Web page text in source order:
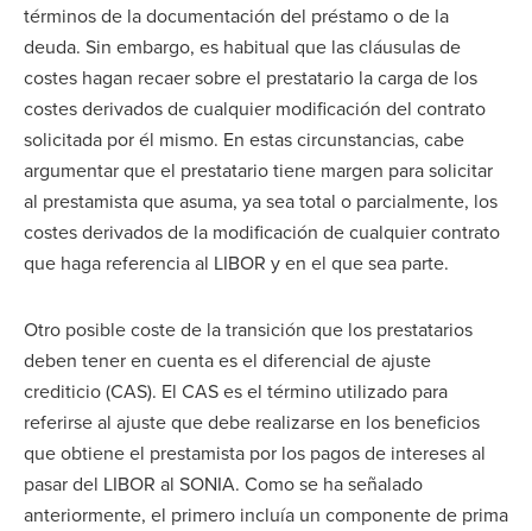
términos de la documentación del préstamo o de la
deuda. Sin embargo, es habitual que las cláusulas de
costes hagan recaer sobre el prestatario la carga de los
costes derivados de cualquier modificación del contrato
solicitada por él mismo. En estas circunstancias, cabe
argumentar que el prestatario tiene margen para solicitar
al prestamista que asuma, ya sea total o parcialmente, los
costes derivados de la modificación de cualquier contrato
que haga referencia al LIBOR y en el que sea parte.
Otro posible coste de la transición que los prestatarios
deben tener en cuenta es el diferencial de ajuste
crediticio (CAS). El CAS es el término utilizado para
referirse al ajuste que debe realizarse en los beneficios
que obtiene el prestamista por los pagos de intereses al
pasar del LIBOR al SONIA. Como se ha señalado
anteriormente, el primero incluía un componente de prima